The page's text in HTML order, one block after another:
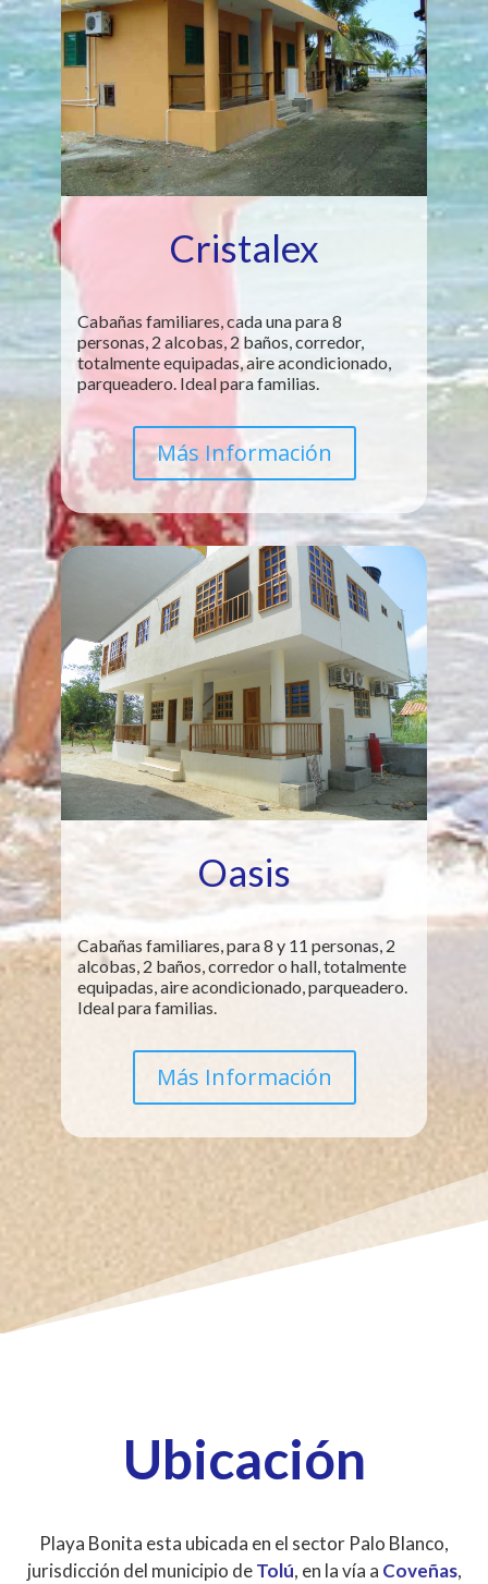
Cristalex
Cabañas familiares, cada una para 8
personas, 2 alcobas, 2 baños, corredor,
totalmente equipadas, aire acondicionado,
parqueadero. Ideal para familias.
Más Información
Oasis
Cabañas familiares, para 8 y 11 personas, 2
alcobas, 2 baños, corredor o hall, totalmente
equipadas, aire acondicionado, parqueadero.
Ideal para familias.
Más Información
Ubicación
Playa Bonita esta ubicada en el sector Palo Blanco,
jurisdicción del municipio deTolú, en la vía a Coveñas,